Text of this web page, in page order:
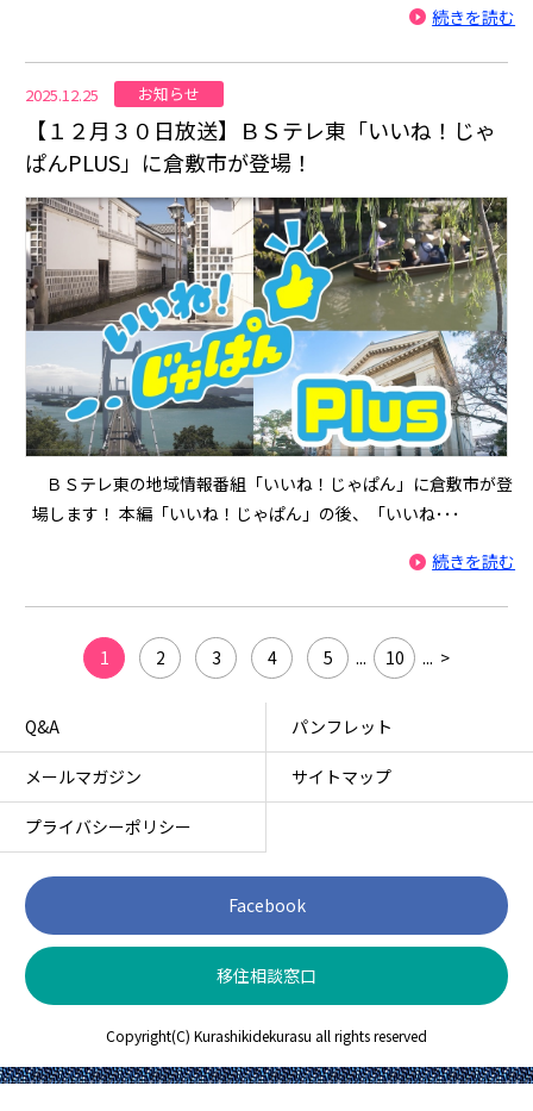
続きを読む
2025.12.25 お知らせ
【１２月３０日放送】ＢＳテレ東「いいね！じゃ
ぱんPLUS」に倉敷市が登場！
ＢＳテレ東の地域情報番組「いいね！じゃぱん」に倉敷市が登
場します！ 本編「いいね！じゃぱん」の後、「いいね･･･
続きを読む
1 2 3 4 5 ... 10 ... >
Q&A パンフレット
メールマガジン サイトマップ
プライバシーポリシー
Facebook
移住相談窓口
Copyright(C) Kurashikidekurasu all rights reserved